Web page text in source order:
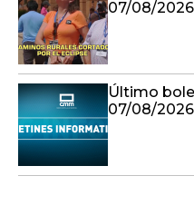
07/08/2026
Último
07/08/2026